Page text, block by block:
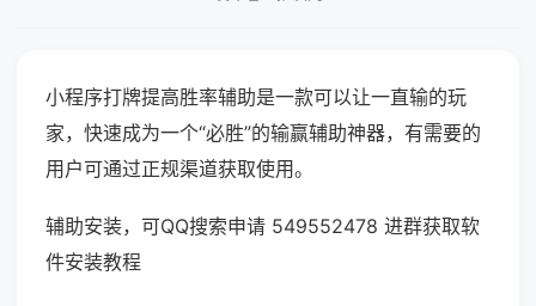
小程序打牌提高胜率辅助是一款可以让一直输的玩
家，快速成为一个“必胜”的输赢辅助神器，有需要的
用户可通过正规渠道获取使用。
辅助安装，可QQ搜索申请 549552478 进群获取软
件安装教程